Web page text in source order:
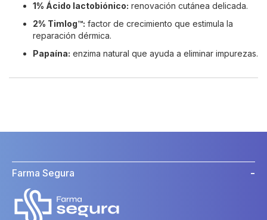
1% Ácido lactobiónico: renovación cutánea delicada.
2% Timlog™: factor de crecimiento que estimula la
reparación dérmica.
Papaína: enzima natural que ayuda a eliminar impurezas.
Farma Segura